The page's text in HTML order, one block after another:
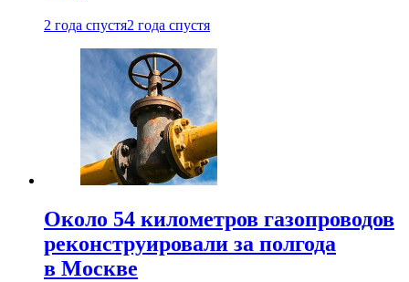
2 года спустя2 года спустя
Около 54 километров газопроводов
реконструировали за полгода
в Москве